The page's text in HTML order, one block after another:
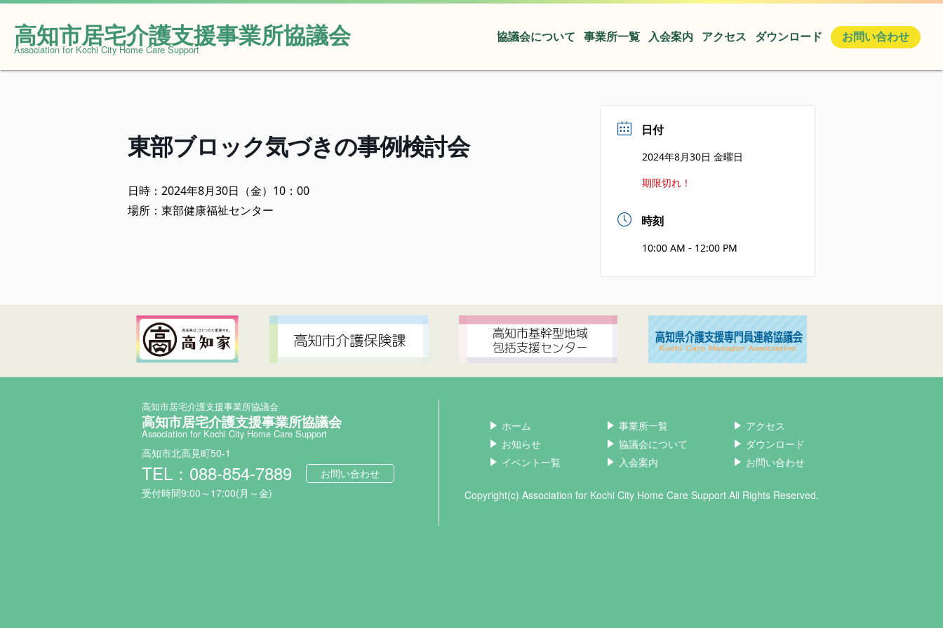
Skip
content
高知市居宅介護支援事業所協議会
Association for Kochi City Home Care Support
協議会について 事業所一覧 入会案内 アクセス ダウンロード お問い合わせ
東部ブロック気づきの事例検討会
日時：2024年8月30日（金）10：00
場所：東部健康福祉センター
日付
2024年8月30日 金曜日
期限切れ！
時刻
10:00 AM - 12:00 PM
高知市居宅介護支援事業所協議会
高知市居宅介護支援事業所協議会
Association for Kochi City Home Care Support
高知市北高見町50-1
TEL：088-854-7889
受付時間9:00～17:00(月～金)
お問い合わせ
ホーム
お知らせ
イベント一覧
事業所一覧
協議会について
入会案内
アクセス
ダウンロード
お問い合わせ
Copyright(c) Association for Kochi City Home Care Support All Rights Reserved.